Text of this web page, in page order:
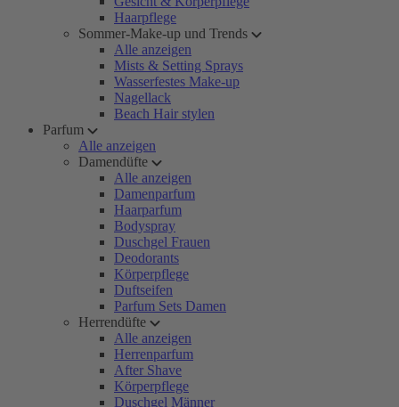
Haarpflege
Sommer-Make-up und Trends
Alle anzeigen
Mists & Setting Sprays
Wasserfestes Make-up
Nagellack
Beach Hair stylen
Parfum
Alle anzeigen
Damendüfte
Alle anzeigen
Damenparfum
Haarparfum
Bodyspray
Duschgel Frauen
Deodorants
Körperpflege
Duftseifen
Parfum Sets Damen
Herrendüfte
Alle anzeigen
Herrenparfum
After Shave
Körperpflege
Duschgel Männer